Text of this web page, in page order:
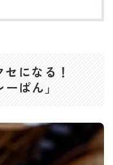
になる！
ぱん」